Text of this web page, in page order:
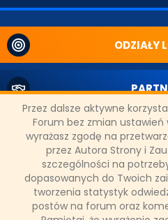
Przez dalsze aktywne
Forum bez zmian ustawień
wyrażasz zgodę na
przez Autora Strony i
szczególności na
dopasowanych do Twoich
tworzenia statystyk
postów na forum oraz
ODZIAŁY
NASZE